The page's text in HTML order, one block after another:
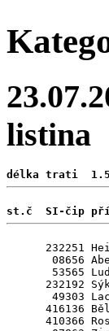
listina
délka trati
st.č  SI-čip
232251
08656
53565
232192
49303
416136
410366